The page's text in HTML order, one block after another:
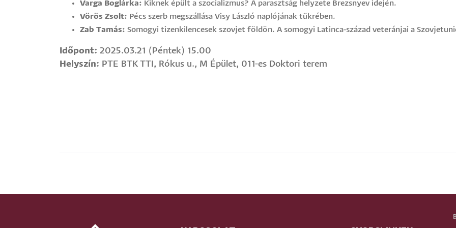
Varga Boglárka: Kiknek épült a szocializmus? A parasztság helyzete Brezsnyev idején.
Vörös Zsolt: Pécs szerb megszállása Visy László naplójának tükrében.
Zab Tamás: Somogyi tizenkilencesek szovjet földön. A somogyi Latinca-század veteránjai a
Időpont: 2025.03.21 (Péntek) 15.00
Helyszín: PTE BTK TTI, Rókus u., M Épület, 011-es Doktori terem